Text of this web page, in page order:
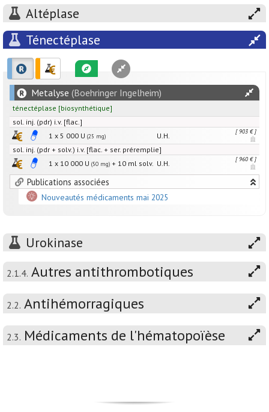
Altéplase
Ténectéplase
Metalyse (Boehringer Ingelheim)
ténectéplase [biosynthétique]
sol. inj. (pdr) i.v. [flac.]
1 x 5 000 U (25 mg) U.H. [ 903 € ]
sol. inj. (pdr + solv.) i.v. [flac. + ser. préremplie]
1 x 10 000 U (50 mg) + 10 ml solv. U.H. [ 960 € ]
Publications associées
Nouveautés médicaments mai 2025
Urokinase
2.1.4. Autres antithrombotiques
2.2. Antihémorragiques
2.3. Médicaments de l'hématopoïèse